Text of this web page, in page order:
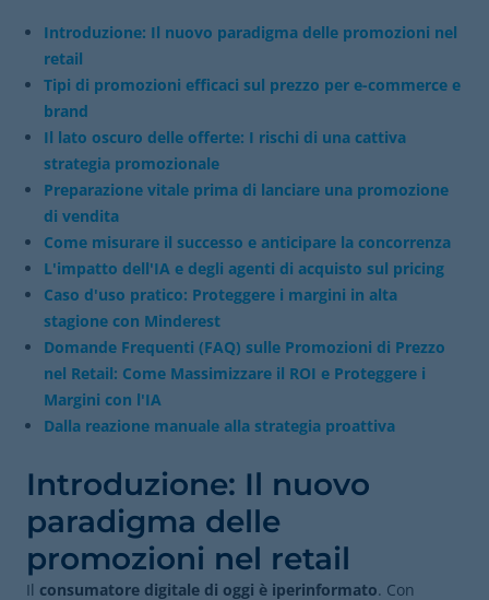
Introduzione: Il nuovo paradigma delle promozioni nel
retail
Tipi di promozioni efficaci sul prezzo per e-commerce e
brand
Il lato oscuro delle offerte: I rischi di una cattiva
strategia promozionale
Preparazione vitale prima di lanciare una promozione
di vendita
Come misurare il successo e anticipare la concorrenza
L'impatto dell'IA e degli agenti di acquisto sul pricing
Caso d'uso pratico: Proteggere i margini in alta
stagione con Minderest
Domande Frequenti (FAQ) sulle Promozioni di Prezzo
nel Retail: Come Massimizzare il ROI e Proteggere i
Margini con l'IA
Dalla reazione manuale alla strategia proattiva
Introduzione: Il nuovo
paradigma delle
promozioni nel retail
Il consumatore digitale di oggi è iperinformato. Con